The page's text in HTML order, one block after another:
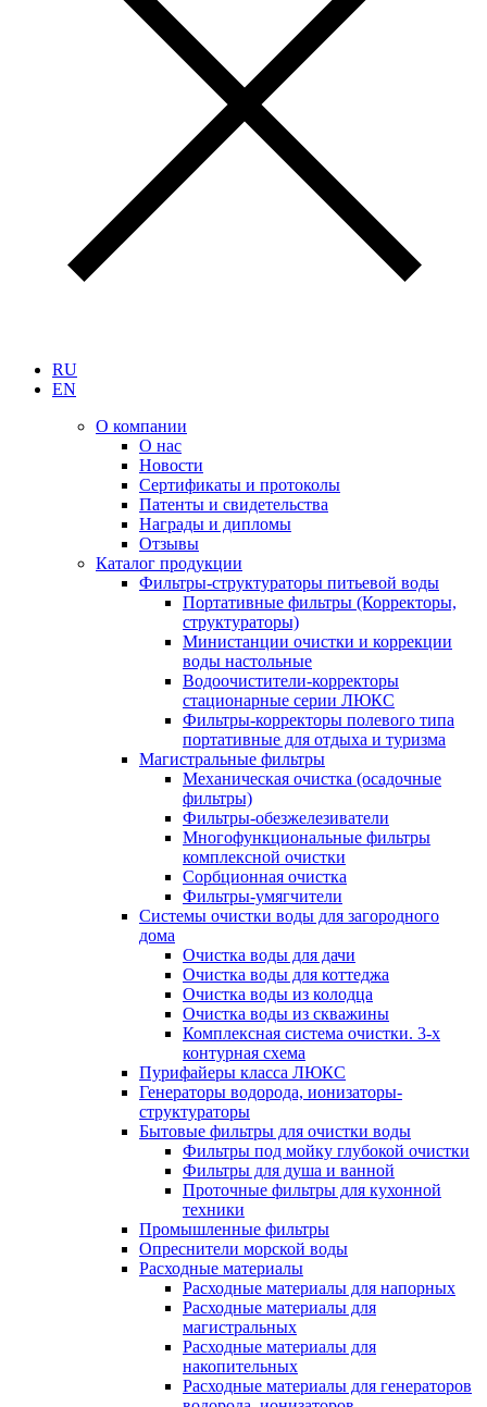
RU
EN
О компании
О нас
Новости
Сертификаты и протоколы
Патенты и свидетельства
Награды и дипломы
Отзывы
Каталог продукции
Фильтры-структураторы питьевой воды
Портативные фильтры (Корректоры,
структураторы)
Министанции очистки и коррекции
воды настольные
Водоочистители-корректоры
стационарные серии ЛЮКС
Фильтры-корректоры полевого типа
портативные для отдыха и туризма
Магистральные фильтры
Механическая очистка (осадочные
фильтры)
Фильтры-обезжелезиватели
Многофункциональные фильтры
комплексной очистки
Сорбционная очистка
Фильтры-умягчители
Системы очистки воды для загородного
дома
Очистка воды для дачи
Очистка воды для коттеджа
Очистка воды из колодца
Очистка воды из скважины
Комплексная система очистки. 3-х
контурная схема
Пурифайеры класса ЛЮКС
Генераторы водорода, ионизаторы-
структураторы
Бытовые фильтры для очистки воды
Фильтры под мойку глубокой очистки
Фильтры для душа и ванной
Проточные фильтры для кухонной
техники
Промышленные фильтры
Опреснители морской воды
Расходные материалы
Расходные материалы для напорных
Расходные материалы для
магистральных
Расходные материалы для
накопительных
Расходные материалы для генераторов